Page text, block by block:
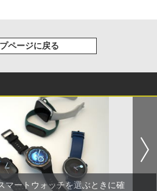
ページに戻る
マートウォッチを選ぶときに確